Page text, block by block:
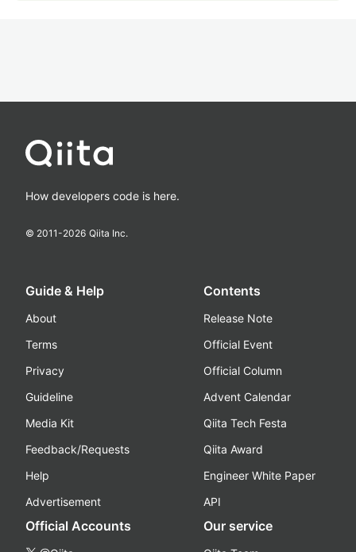
How developers code is here.
© 2011-2026 Qiita Inc.
Guide & Help
About
Terms
Privacy
Guideline
Media Kit
Feedback/Requests
Help
Advertisement
Contents
Release Note
Official Event
Official Column
Advent Calendar
Qiita Tech Festa
Qiita Award
Engineer White Paper
API
Official Accounts Our service